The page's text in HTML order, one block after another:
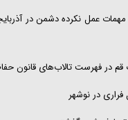
مهمات عمل نکرده دشمن در
قم در فهرست تالاب‌های قانون
در نوشهر